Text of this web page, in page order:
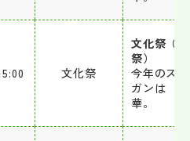
文化祭
文化祭（欅
祭）
今年のス
ガンは 彩
華。